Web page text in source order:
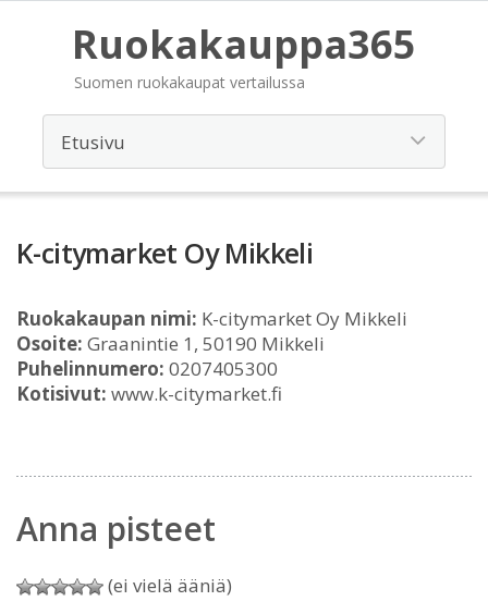
Ruokakauppa365
Suomen ruokakaupat vertailussa
K-citymarket Oy Mikkeli
Ruokakaupan nimi: K-citymarket Oy Mikkeli
Osoite: Graanintie 1, 50190 Mikkeli
Puhelinnumero: 0207405300
Kotisivut: www.k-citymarket.fi
Anna pisteet
(ei vielä ääniä)